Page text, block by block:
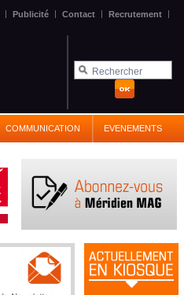
| Publicité | Contact | Recrutement |
COMMUNICATION EVENEMENTS